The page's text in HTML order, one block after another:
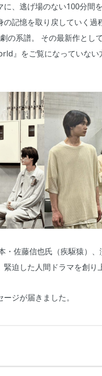
、逃げ場のない100分間
記憶を取り戻していく
の系譜。 その最新作とし
』をご覧になっていな
・佐藤信也氏（疾駆猿）
迫した人間ドラマを創り
ジが届きました。